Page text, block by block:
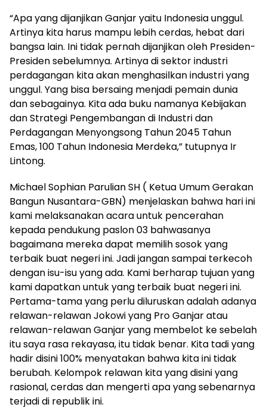
“Apa yang dijanjikan Ganjar yaitu Indonesia unggul.
Artinya kita harus mampu lebih cerdas, hebat dari
bangsa lain. Ini tidak pernah dijanjikan oleh Presiden-
Presiden sebelumnya. Artinya di sektor industri
perdagangan kita akan menghasilkan industri yang
unggul. Yang bisa bersaing menjadi pemain dunia
dan sebagainya. Kita ada buku namanya Kebijakan
dan Strategi Pengembangan di Industri dan
Perdagangan Menyongsong Tahun 2045 Tahun
Emas, 100 Tahun Indonesia Merdeka,” tutupnya Ir
Lintong.
Michael Sophian Parulian SH ( Ketua Umum Gerakan
Bangun Nusantara-GBN) menjelaskan bahwa hari ini
kami melaksanakan acara untuk pencerahan
kepada pendukung paslon 03 bahwasanya
bagaimana mereka dapat memilih sosok yang
terbaik buat negeri ini. Jadi jangan sampai terkecoh
dengan isu-isu yang ada. Kami berharap tujuan yang
kami dapatkan untuk yang terbaik buat negeri ini.
Pertama-tama yang perlu diluruskan adalah adanya
relawan-relawan Jokowi yang Pro Ganjar atau
relawan-relawan Ganjar yang membelot ke sebelah
itu saya rasa rekayasa, itu tidak benar. Kita tadi yang
hadir disini 100% menyatakan bahwa kita ini tidak
berubah. Kelompok relawan kita yang disini yang
rasional, cerdas dan mengerti apa yang sebenarnya
terjadi di republik ini.